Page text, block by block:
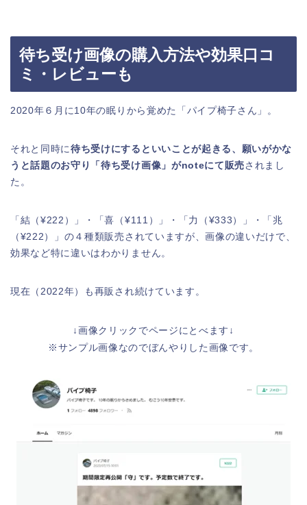
待ち受け画像の購入方法や効果口コ
ミ・レビューも
2020年６月に10年の眠りから覚めた「パイプ椅子さん」。
それと同時に待ち受けにするといいことが起きる、願いがかな
うと話題のお守り「待ち受け画像」がnoteにて販売 されまし
た。
「結（¥222）」・「喜（¥111）」・「力（¥333）」・「兆
（¥222）」の４種類販売されていますが、画像の違いだけで、
効果など特に違いはわかりません。
現在（2022年）も再販され続けています。
↓画像クリックでページにとべます↓
※サンプル画像なのでぼんやりした画像です。